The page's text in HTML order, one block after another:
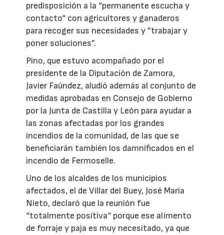
predisposición a la “permanente escucha y
contacto“ con agricultores y ganaderos
para recoger sus necesidades y ”trabajar y
poner soluciones”.
Pino, que estuvo acompañado por el
presidente de la Diputación de Zamora,
Javier Faúndez, aludió además al conjunto de
medidas aprobadas en Consejo de Gobierno
por la Junta de Castilla y León para ayudar a
las zonas afectadas por los grandes
incendios de la comunidad, de las que se
beneficiarán también los damnificados en el
incendio de Fermoselle.
Uno de los alcaldes de los municipios
afectados, el de Villar del Buey, José María
Nieto, declaró que la reunión fue
“totalmente positiva“ porque ese alimento
de forraje y paja es muy necesitado, ya que